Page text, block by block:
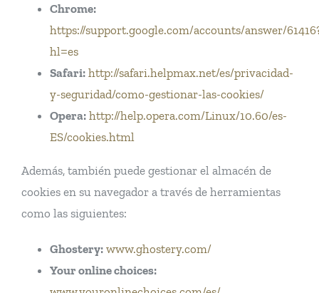
Chrome:
https://support.google.com/accounts/answer/
hl=es
Safari: http://safari.helpmax.net/es/privacidad-
y-seguridad/como-gestionar-las-cookies/
Opera: http://help.opera.com/Linux/10.60/es-
ES/cookies.html
Además, también puede gestionar el almacén de
cookies en su navegador a través de herramientas
como las siguientes:
Ghostery: www.ghostery.com/
Your online choices: